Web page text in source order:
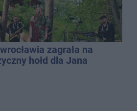
zagrała na
hołd dla Jana